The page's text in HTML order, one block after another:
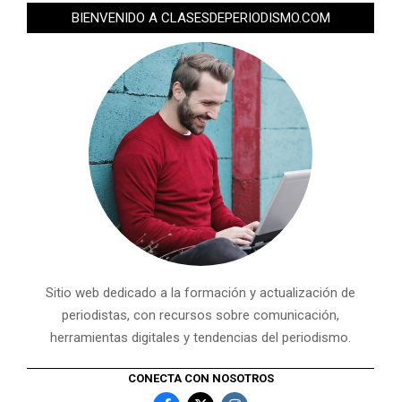
BIENVENIDO A CLASESDEPERIODISMO.COM
Sitio web dedicado a la formación y actualización de
periodistas, con recursos sobre comunicación,
herramientas digitales y tendencias del periodismo.
CONECTA CON NOSOTROS